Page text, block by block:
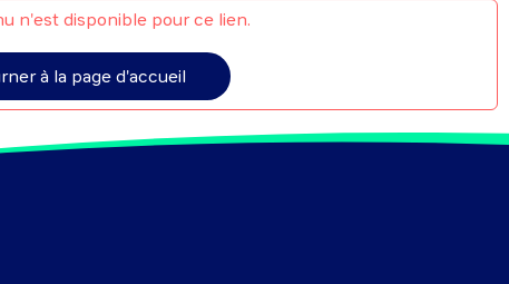
n'est disponible pour ce lien.
à la page d'accueil